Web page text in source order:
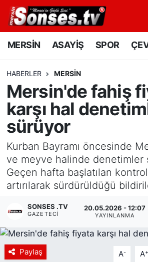
MERSİN ASAYİŞ SPOR
HABERLER MERSİN
Mersin'de fahiş
karşı hal
sürüyor
Kurban Bayramı öncesinde
ve meyve halinde denetimler
Geçen hafta başlatılan
artırılarak sürdürüldüğü
SONSES .TV
GAZETECI
20.05.2026 - 12:07
YAYINLANMA
Paylaş A- A+
MERSİN
SPOR
GÜNÜN MANŞETİ
DÜNYA
KÜLTÜR - SANAT
MAGAZİN
SAĞLIK
Siyaset
Mersin Nöbetçi Eczaneler
Mersin Namaz Vakitleri
Mersin Trafik Yoğunluk
Süper Lig Puan Durumu ve
Tüm Manşetler
Son Dakika Haberleri
Haber Arşivi